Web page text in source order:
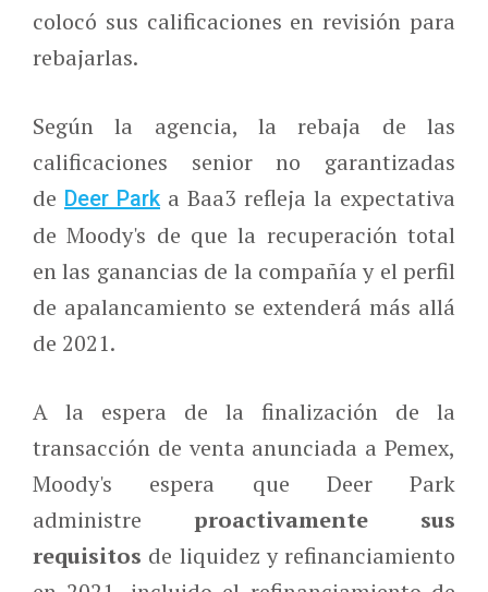
colocó sus calificaciones en revisión para
rebajarlas.
Según la agencia, la rebaja de las
calificaciones senior no garantizadas
de Deer Park a Baa3 refleja la expectativa
de Moody's de que la recuperación total
en las ganancias de la compañía y el perfil
de apalancamiento se extenderá más allá
de 2021.
A la espera de la finalización de la
transacción de venta anunciada a Pemex,
Moody's espera que Deer Park
administre proactivamente sus
requisitos de liquidez y refinanciamiento